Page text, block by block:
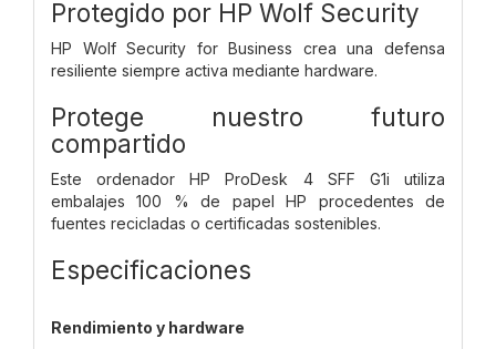
Protegido por HP Wolf Security
HP Wolf Security for Business crea una defensa
resiliente siempre activa mediante hardware.
Protege nuestro futuro
compartido
Este ordenador HP ProDesk 4 SFF G1i utiliza
embalajes 100 % de papel HP procedentes de
fuentes recicladas o certificadas sostenibles.
Especificaciones
Rendimiento y hardware